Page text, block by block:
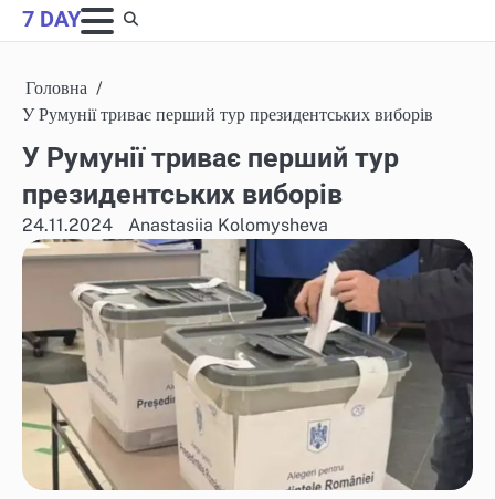
Skip
to
7 DAY
Головна
У Румунії триває перший тур президентських виборів
У Румунії триває перший тур
президентських виборів
24.11.2024 Anastasiia Kolomysheva